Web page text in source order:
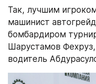
Так, лучшим
машинист
бомбардиром
Шарустамов
водитель